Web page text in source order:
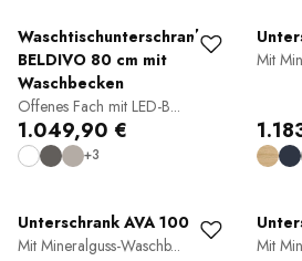
Waschtischunterschrank
BELDIVO 80 cm mit
Waschbecken
Offenes Fach mit LED-B...
1.049,90 €
+3
Mit
Unterschrank AVA 100 cm
Mit Mineralguss-Waschb...
Mit